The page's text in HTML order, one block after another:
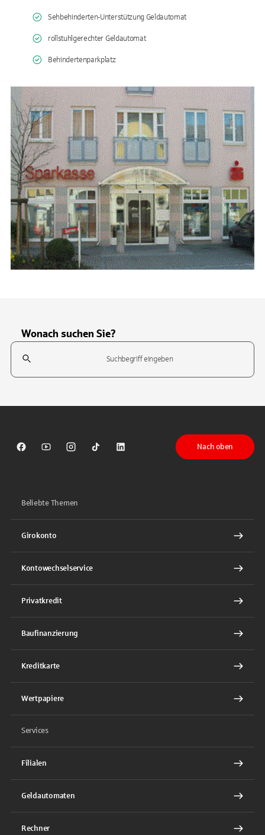
Sehbehinderten-Unterstützung Geldautomat
rollstuhlgerechter Geldautomat
Behindertenparkplatz
Wonach suchen Sie?
Suchfeld
Sparkasse auf Facebook
Sparkasse auf Youtube
Sparkasse auf Instagram
Sparkasse auf TikTok
Sparkasse auf LinkedIn
Nach oben
Beliebte Themen
Girokonto
Kontowechselservice
Privatkredit
Baufinanzierung
Kreditkarte
Wertpapiere
Services
Filialen
Geldautomaten
Rechner